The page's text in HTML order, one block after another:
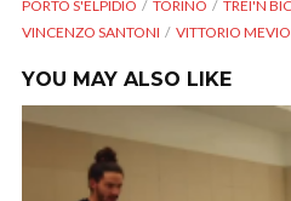
PORTO S'ELPIDIO
TORINO TREI'N
VINCENZO SANTONI
VITTORIO MEVIO
YOU MAY ALSO LIKE